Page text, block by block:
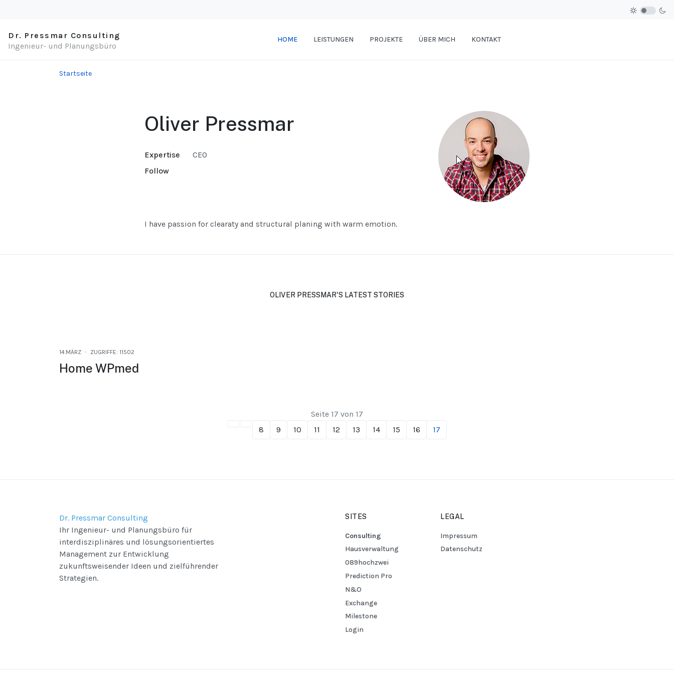
Dr. Pressmar Consulting
Ingenieur- und Planungsbüro
HOME LEISTUNGEN PROJEKTE ÜBER MICH KONTAKT
Startseite
Oliver Pressmar
Expertise
CEO
Follow
I have passion for clearaty and structural planing with warm emotion.
OLIVER PRESSMAR'S LATEST STORIES
14.MÄRZ ZUGRIFFE: 11502
Home WPmed
8 9 10 11 12 13 14 15 16 17
Seite 17 von 17
Dr. Pressmar Consulting
Ihr Ingenieur- und Planungsbüro für
interdisziplinäres und lösungsorientiertes
Management zur Entwicklung
zukunftsweisender Ideen und zielführender
Strategien.
SITES
Consulting
Hausverwaltung
089hochzwei
Prediction Pro
N&O
Exchange
Milestone
Login
LEGAL
Impressum
Datenschutz